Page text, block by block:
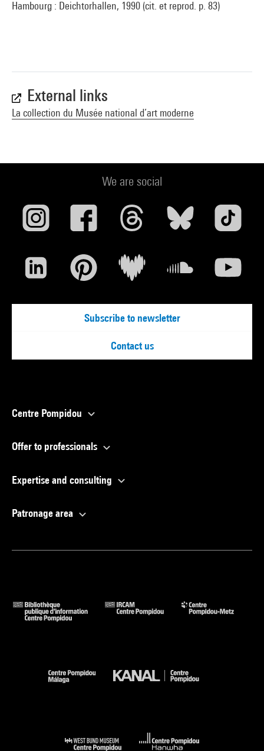
Hambourg : Deichtorhallen, 1990 (cit. et reprod. p. 83)
External links
La collection du Musée national d’art moderne
We are social
Subscribe to newsletter
Contact us
Centre Pompidou
Offer to professionals
Expertise and consulting
Patronage area